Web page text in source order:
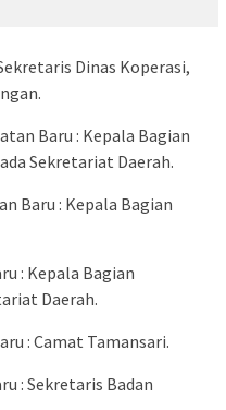
Dinas Koperasi,
Baru : Kepala Bagian
Sekretariat Daerah.
Baru : Kepala Bagian
: Kepala Bagian
Daerah.
: Camat Tamansari.
: Sekretaris Badan